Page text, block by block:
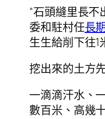
“石頭縫里長
委和駐村任長
生生給削下往1
挖出來的土方
一滴滴汗水、
數百米、高幾